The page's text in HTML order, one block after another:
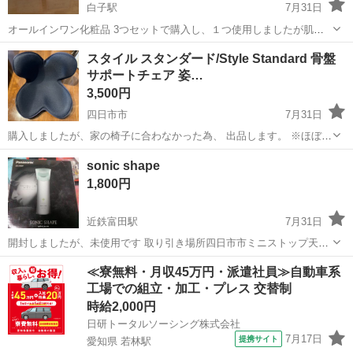
白子駅
7月31日
オールインワン化粧品 3つセットで購入し、１つ使用しましたが肌に
合わなかったので出品します。 価格は3つセット(2つ未使用1つ半分程
使用)の値段です。
三重 鈴鹿市 白子駅 フェイスケア
スタイル スタンダード/Style Standard 骨盤
サポートチェア 姿…
3,500円
四日市市
7月31日
購入しましたが、家の椅子に合わなかった為、 出品します。 ※ほぼ使
用していないので、かなり美品です。 購入金額はAmazonにて9800円
でした。 以下、Amazonより引用 商品の重量 1.2 キログラム 【生地あ
り...
三重 四日市市
sonic shape
1,800円
近鉄富田駅
7月31日
開封しましたが、未使用です 取り引き場所四日市市ミニストップ天カ
須賀店 時間相談
三重 三重郡 近鉄富田駅 ヘアケア 場所
≪寮無料・月収45万円・派遣社員≫自動車系
工場での組立・加工・プレス 交替制
時給2,000円
日研トータルソーシング株式会社
愛知県 若林駅
提携サイト 7月17日